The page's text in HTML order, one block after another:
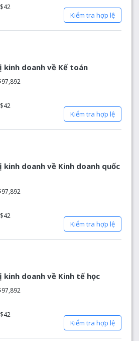
Kiểm tra hợp lệ
kinh doanh về Kế toán
Kiểm tra hợp lệ
kinh doanh về Kinh doanh quốc
Kiểm tra hợp lệ
kinh doanh về Kinh tế học
Kiểm tra hợp lệ